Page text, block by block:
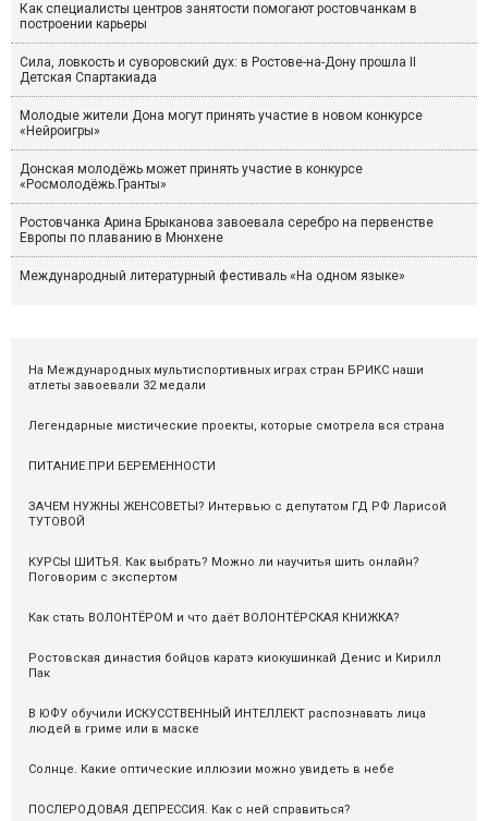
Как специалисты центров занятости помогают ростовчанкам в
построении карьеры
Сила, ловкость и суворовский дух: в Ростове-на-Дону прошла II
Детская Спартакиада
Молодые жители Дона могут принять участие в новом конкурсе
«Нейроигры»
Донская молодёжь может принять участие в конкурсе
«Росмолодёжь.Гранты»
Ростовчанка Арина Брыканова завоевала серебро на первенстве
Европы по плаванию в Мюнхене
Международный литературный фестиваль «На одном языке»
На Международных мультиспортивных играх стран БРИКС наши
атлеты завоевали 32 медали
Легендарные мистические проекты, которые смотрела вся страна
ПИТАНИЕ ПРИ БЕРЕМЕННОСТИ
ЗАЧЕМ НУЖНЫ ЖЕНСОВЕТЫ? Интервью с депутатом ГД РФ Ларисой
ТУТОВОЙ
КУРСЫ ШИТЬЯ. Как выбрать? Можно ли научитья шить онлайн?
Поговорим с экспертом
Как стать ВОЛОНТЁРОМ и что даёт ВОЛОНТЁРСКАЯ КНИЖКА?
Ростовская династия бойцов каратэ киокушинкай Денис и Кирилл
Пак
В ЮФУ обучили ИСКУССТВЕННЫЙ ИНТЕЛЛЕКТ распознавать лица
людей в гриме или в маске
Солнце. Какие оптические иллюзии можно увидеть в небе
ПОСЛЕРОДОВАЯ ДЕПРЕССИЯ. Как с ней справиться?